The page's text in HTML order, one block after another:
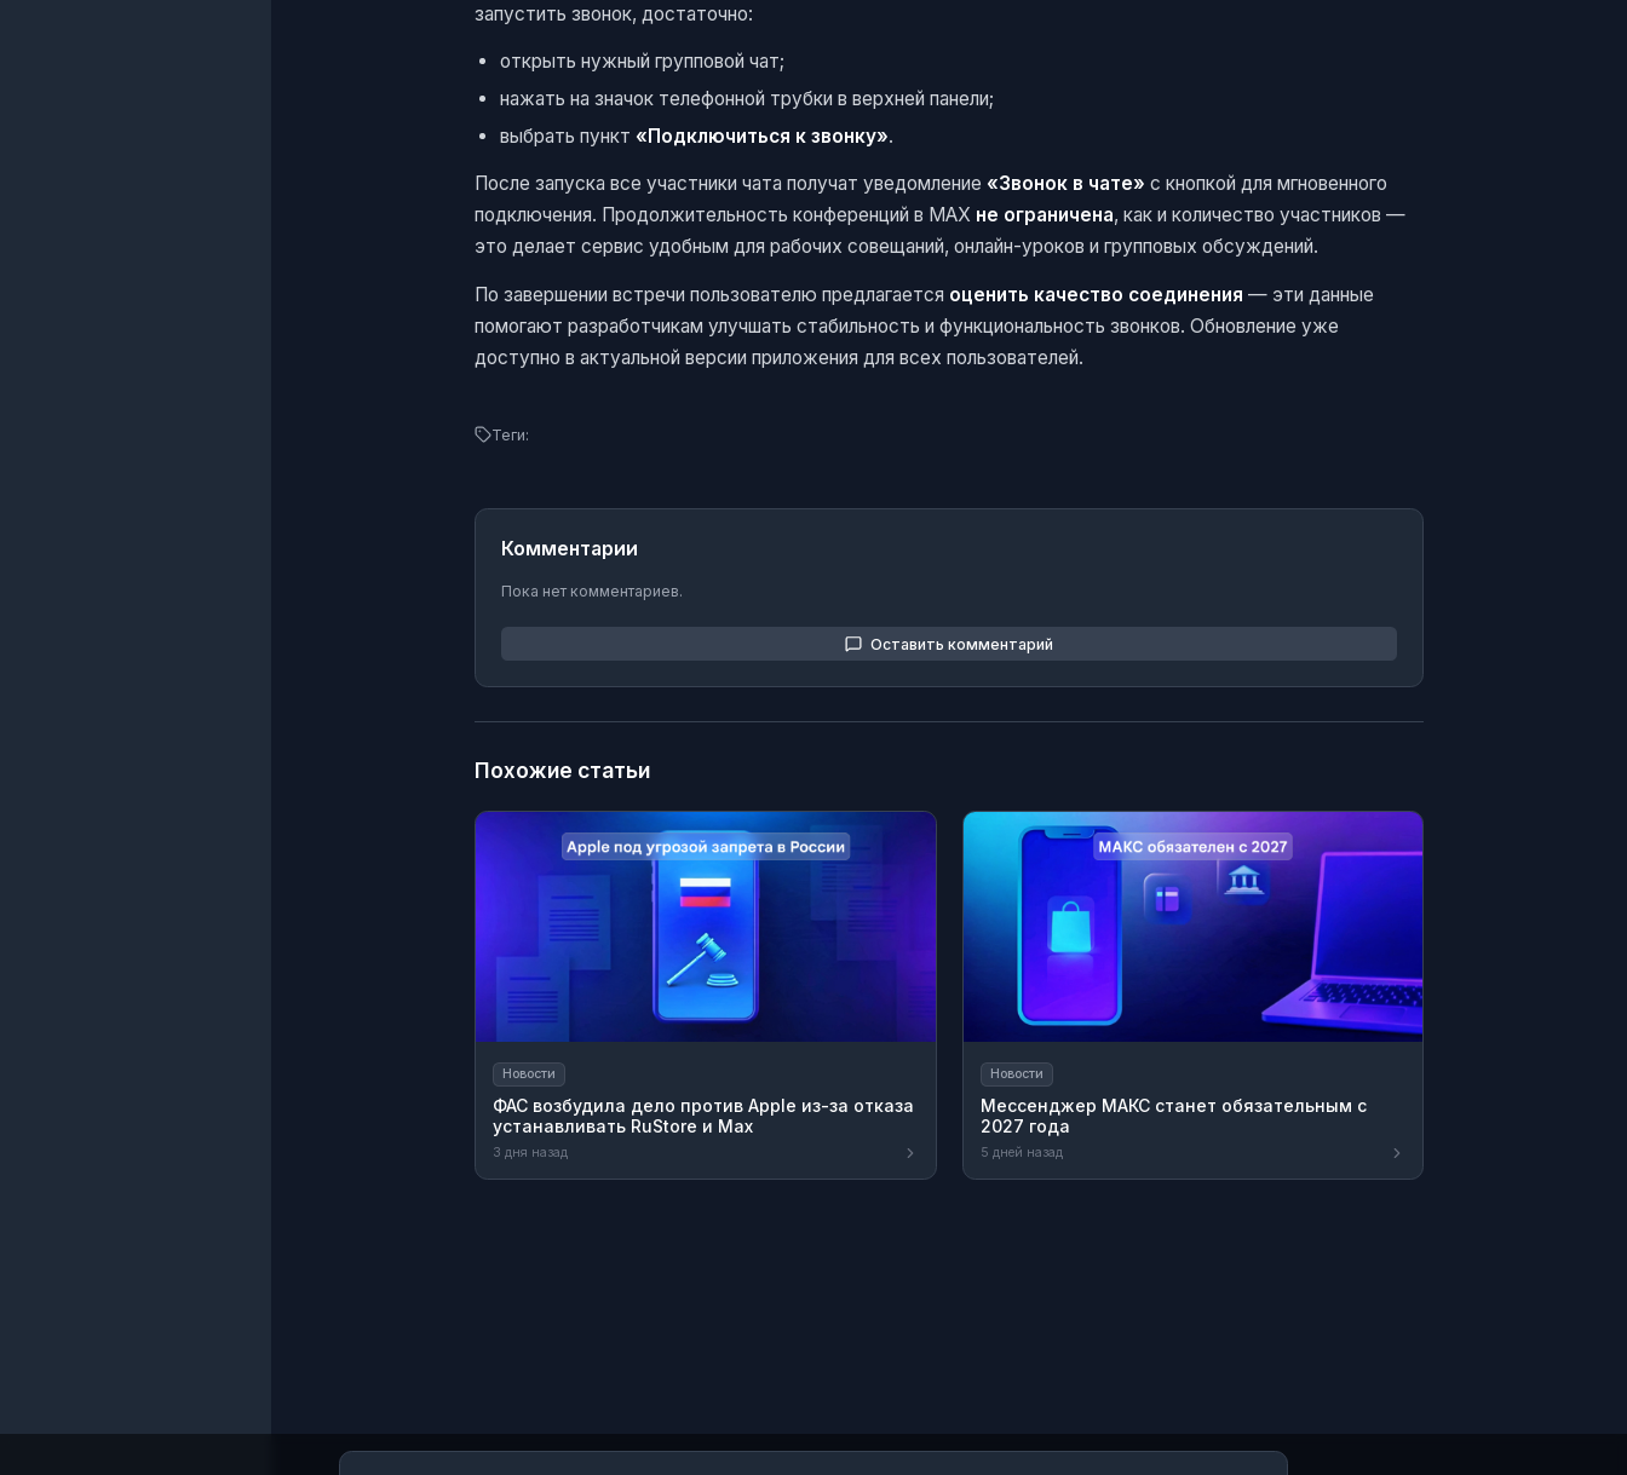
запустить звонок, достаточно:
открыть нужный групповой чат;
нажать на значок телефонной трубки в верхней панели;
выбрать пункт «Подключиться к звонку».
После запуска все участники чата получат уведомление «Звонок в чате» с кнопкой для мгновенного
подключения. Продолжительность конференций в MAX не ограничена, как и количество участников —
это делает сервис удобным для рабочих совещаний, онлайн-уроков и групповых обсуждений.
По завершении встречи пользователю предлагается оценить качество соединения — эти данные
помогают разработчикам улучшать стабильность и функциональность звонков. Обновление уже
доступно в актуальной версии приложения для всех пользователей.
Теги:
Комментарии
Пока нет комментариев.
Оставить комментарий
Похожие статьи
Новости
ФАС возбудила дело против Apple из-за отказа
устанавливать RuStore и Max
3 дня назад
Новости
Мессенджер МАКС станет обязательным с
2027 года
5 дней назад